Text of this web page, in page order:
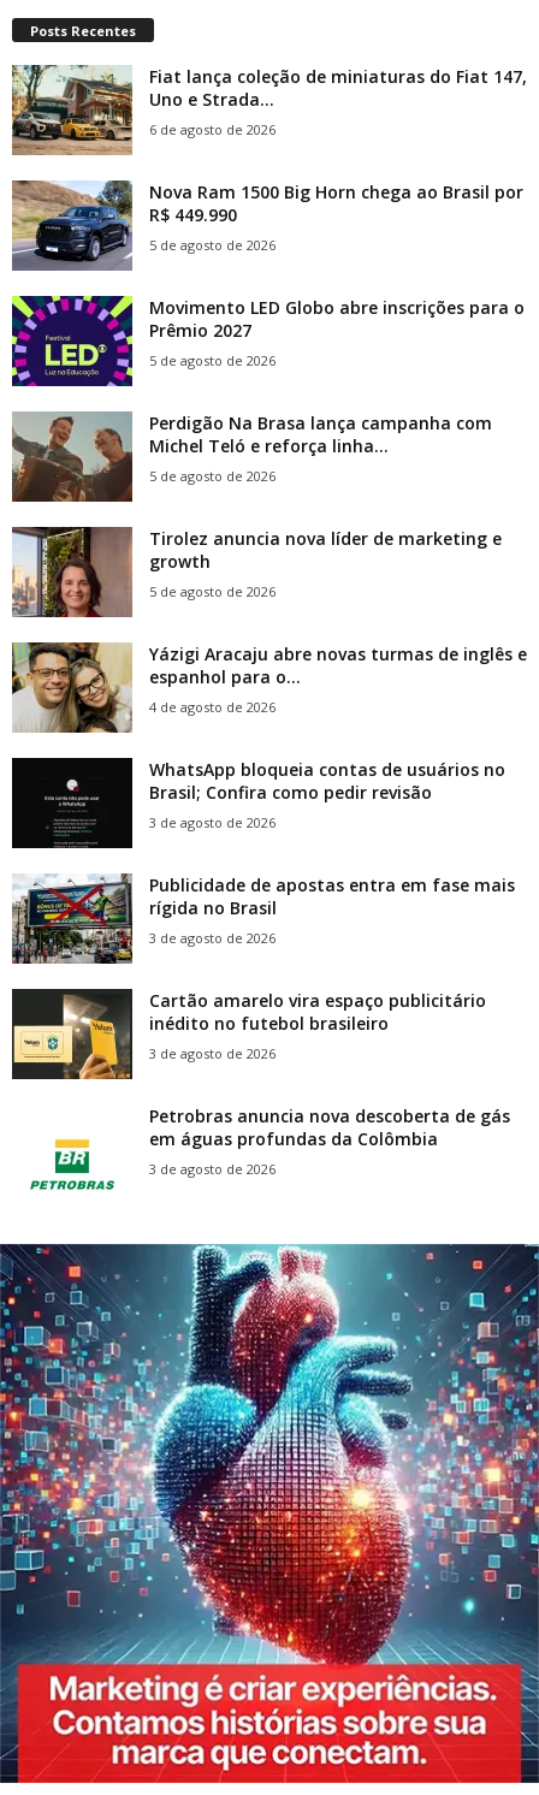
Posts Recentes
Fiat lança coleção de miniaturas do Fiat 147,
Uno e Strada...
6 de agosto de 2026
Nova Ram 1500 Big Horn chega ao Brasil por
R$ 449.990
5 de agosto de 2026
Movimento LED Globo abre inscrições para o
Prêmio 2027
5 de agosto de 2026
Perdigão Na Brasa lança campanha com
Michel Teló e reforça linha...
5 de agosto de 2026
Tirolez anuncia nova líder de marketing e
growth
5 de agosto de 2026
Yázigi Aracaju abre novas turmas de inglês e
espanhol para o...
4 de agosto de 2026
WhatsApp bloqueia contas de usuários no
Brasil; Confira como pedir revisão
3 de agosto de 2026
Publicidade de apostas entra em fase mais
rígida no Brasil
3 de agosto de 2026
Cartão amarelo vira espaço publicitário
inédito no futebol brasileiro
3 de agosto de 2026
Petrobras anuncia nova descoberta de gás
em águas profundas da Colômbia
3 de agosto de 2026